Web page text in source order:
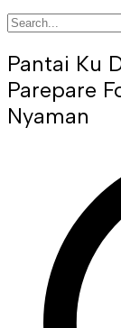
Pantai Ku
Parepare
Nyaman